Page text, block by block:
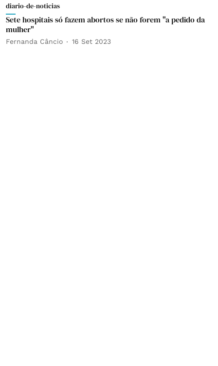
diario-de-noticias
Sete hospitais só fazem abortos se não forem "a pedido da
mulher"
Fernanda Câncio 16 Set 2023